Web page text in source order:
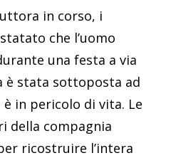
in corso, i
che l’uomo
una festa a via
è stata sottoposta ad
in pericolo di vita. Le
della compagnia
ricostruire l’intera